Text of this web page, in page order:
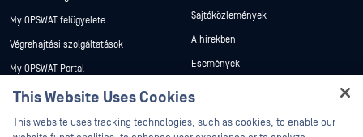
My OPSWAT felügyelete
Végrehajtási szolgáltatások
My OPSWAT Portal
Műszaki dokumentáció
Képzések
Sajtóközlemények
A hírekben
Események
This Website Uses Cookies
This website uses tracking technologies, such as cookies, to enable our